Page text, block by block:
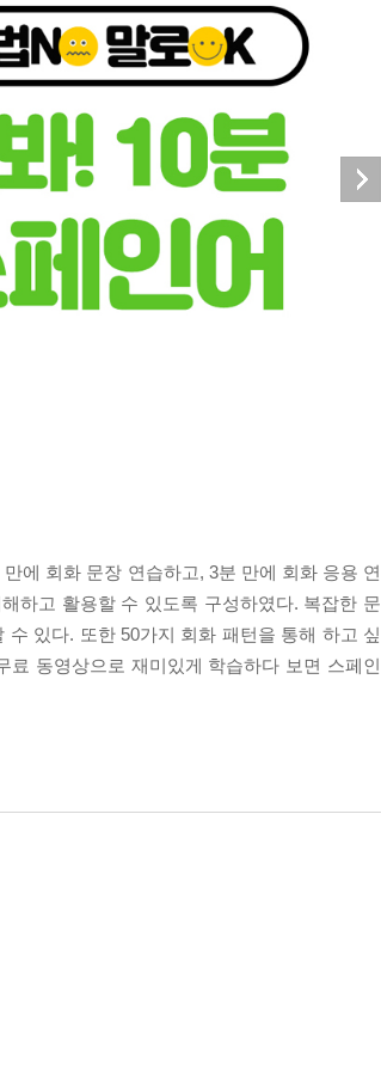
에 회화 문장 연습하고, 3분 만에 회화 응용 연
하고 활용할 수 있도록 구성하였다. 복잡한 문
있다. 또한 50가지 회화 패턴을 통해 하고 싶
동영상으로 재미있게 학습하다 보면 스페인